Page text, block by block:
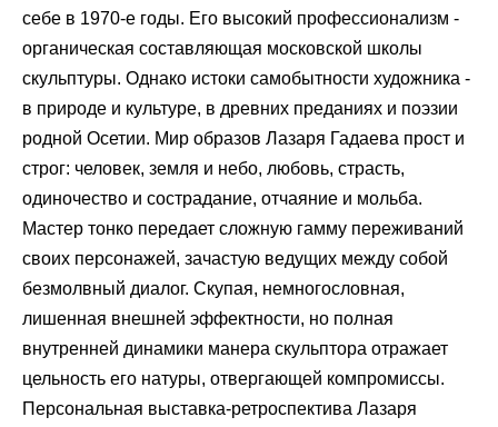
себе в 1970-е годы. Его высокий профессионализм -
органическая составляющая московской школы
скульптуры. Однако истоки самобытности художника -
в природе и культуре, в древних преданиях и поэзии
родной Осетии. Мир образов Лазаря Гадаева прост и
строг: человек, земля и небо, любовь, страсть,
одиночество и сострадание, отчаяние и мольба.
Мастер тонко передает сложную гамму переживаний
своих персонажей, зачастую ведущих между собой
безмолвный диалог. Скупая, немногословная,
лишенная внешней эффектности, но полная
внутренней динамики манера скульптора отражает
цельность его натуры, отвергающей компромиссы.
Персональная выставка-ретроспектива Лазаря